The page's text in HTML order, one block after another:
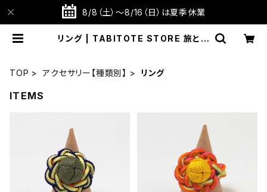
8/8（土）～8/16（日）は夏季休業
リング | TABITOTE STORE 旅と手
TOP アクセサリー【種類別】 リング
ITEMS